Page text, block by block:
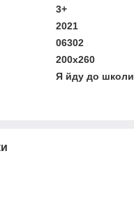
3+
2021
06302
200х260
Я йду до школи